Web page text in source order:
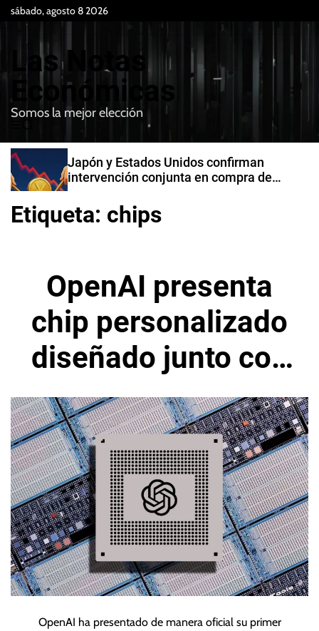
sábado, agosto 8 2026
Las Notas
Económicas
Somos la mejor elección
e
n
u
B
u
c
a
Japón y Estados Unidos confirman
intervención conjunta en compra de
Etiqueta: chips
OpenAI presenta
chip personalizado
diseñado junto con
Broadcom
OpenAI ha presentado de manera oficial su primer